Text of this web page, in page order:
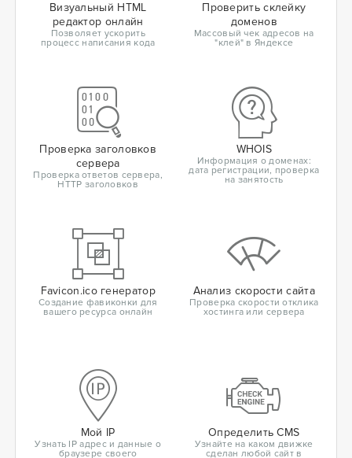
Визуальный HTML
редактор онлайн
Позволяет ускорить
процесс написания кода
Проверить склейку
доменов
Массовый чек адресов на
"клей" в Яндексе
Проверка заголовков
сервера
Проверка ответов сервера,
HTTP заголовков
WHOIS
Информация о доменах:
дата регистрации, проверка
на занятость
Favicon.ico генератор
Создание фавиконки для
вашего ресурса онлайн
Анализ скорости сайта
Проверка скорости отклика
хостинга или сервера
Мой IP
Узнать IP адрес и данные о
браузере своего
Определить CMS
Узнайте на каком движке
сделан любой сайт в